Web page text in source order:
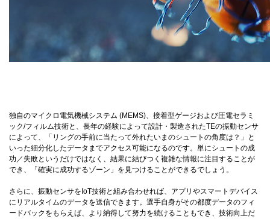
独自のマイクロ電気機械システム (MEMS)、接着型ゲージおよび圧電セラミ
ック/フィルム技術と、長年の経験によって設計・製造されたTEの振動センサ
によって、「リングの手前に当たって外れたいまのシュートの角度は？」と
いった細分化したデータまでアクセス可能になるのです。単にシュートの成
功／失敗というだけではなく、結果に結びつく複雑な情報に注目することが
でき、「確実に成功するゾーン」を見つけることができるでしょう。
さらに、振動センサをIoT技術と組み合わせれば、アプリやスマートデバイス
にリアルタイムのデータを送信できます。選手自身がその都度データのフィ
ードバックをもらえば、より納得して努力を続けることもでき、技術向上だ